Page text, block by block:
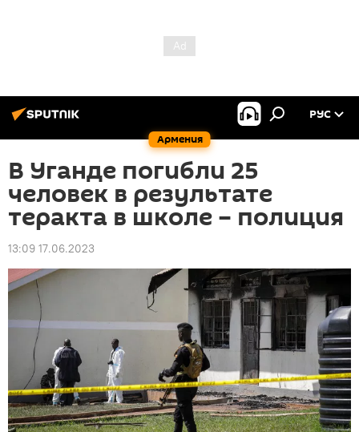
Армения
РУС
В Уганде погибли 25
человек в результате
теракта в школе – полиция
13:09 17.06.2023